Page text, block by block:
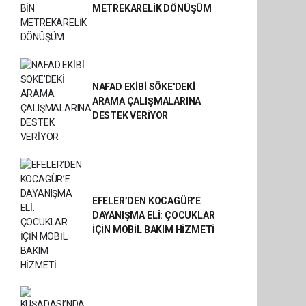
METREKARELİK DÖNÜŞÜM
NAFAD EKİBİ SÖKE'DEKİ
ARAMA ÇALIŞMALARINA
DESTEK VERİYOR
EFELER’DEN KOCAGÜR’E
DAYANIŞMA ELİ: ÇOCUKLAR
İÇİN MOBİL BAKIM HİZMETİ